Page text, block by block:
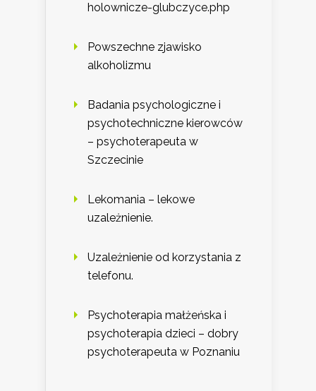
holownicze-glubczyce.php
Powszechne zjawisko
alkoholizmu
Badania psychologiczne i
psychotechniczne kierowców
– psychoterapeuta w
Szczecinie
Lekomania – lekowe
uzależnienie.
Uzależnienie od korzystania z
telefonu.
Psychoterapia małżeńska i
psychoterapia dzieci – dobry
psychoterapeuta w Poznaniu